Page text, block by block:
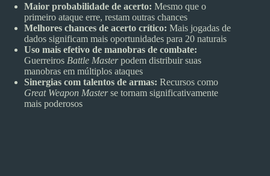
Maior probabilidade de acerto: Mesmo que o
primeiro ataque erre, restam outras chances
Melhores chances de acerto crítico: Mais jogadas de
dados significam mais oportunidades para 20 naturais
Uso mais efetivo de manobras de combate:
Guerreiros Battle Masterpodem distribuir suas
manobras em múltiplos ataques
Sinergias com talentos de armas: Recursos como
Great Weapon Masterse tornam significativamente
mais poderosos